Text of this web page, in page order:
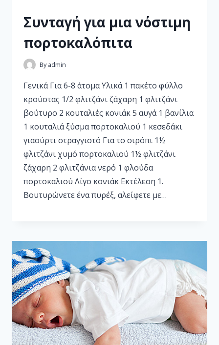
Συνταγή για μια νόστιμη
πορτοκαλόπιτα
By admin
Γενικά Για 6-8 άτομα Υλικά 1 πακέτο φύλλο
κρούστας 1/2 φλιτζάνι ζάχαρη 1 φλιτζάνι
βούτυρο 2 κουταλιές κονιάκ 5 αυγά 1 βανίλια
1 κουταλιά ξύσμα πορτοκαλιού 1 κεσεδάκι
γιαούρτι στραγγιστό Για το σιρόπι 1½
φλιτζάνι χυμό πορτοκαλιού 1½ φλιτζάνι
ζάχαρη 2 φλιτζάνια νερό 1 φλούδα
πορτοκαλιού Λίγο κονιάκ Εκτέλεση 1.
Βουτυρώνετε ένα πυρέξ, αλείφετε με…